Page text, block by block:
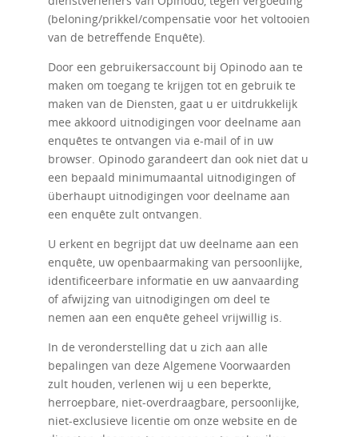
(beloning/prikkel/compensatie voor het voltooien
van de betreffende Enquête).
Door een gebruikersaccount bij Opinodo aan te
maken om toegang te krijgen tot en gebruik te
maken van de Diensten, gaat u er uitdrukkelijk
mee akkoord uitnodigingen voor deelname aan
enquêtes te ontvangen via e-mail of in uw
browser. Opinodo garandeert dan ook niet dat u
een bepaald minimumaantal uitnodigingen of
überhaupt uitnodigingen voor deelname aan
een enquête zult ontvangen.
U erkent en begrijpt dat uw deelname aan een
enquête, uw openbaarmaking van persoonlijke,
identificeerbare informatie en uw aanvaarding
of afwijzing van uitnodigingen om deel te
nemen aan een enquête geheel vrijwillig is.
In de veronderstelling dat u zich aan alle
bepalingen van deze Algemene Voorwaarden
zult houden, verlenen wij u een beperkte,
herroepbare, niet-overdraagbare, persoonlijke,
niet-exclusieve licentie om onze website en de